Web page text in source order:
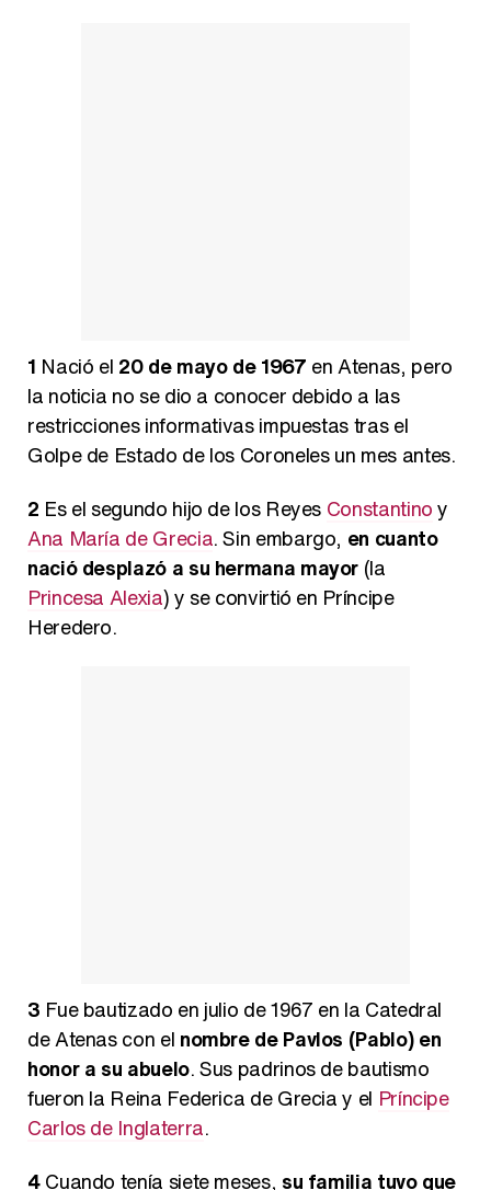
1 Nació el 20 de mayo de 1967 en Atenas, pero
la noticia no se dio a conocer debido a las
restricciones informativas impuestas tras el
Golpe de Estado de los Coroneles un mes antes.
2 Es el segundo hijo de los Reyes Constantinoy
Ana María de Grecia. Sin embargo, en cuanto
nació desplazó a su hermana mayor (la
Princesa Alexia) y se convirtió en Príncipe
Heredero.
3 Fue bautizado en julio de 1967 en la Catedral
de Atenas con el nombre de Pavlos (Pablo) en
honor a su abuelo. Sus padrinos de bautismo
fueron la Reina Federica de Grecia y el Príncipe
Carlos de Inglaterra.
4Cuando tenía siete meses, su familia tuvo que